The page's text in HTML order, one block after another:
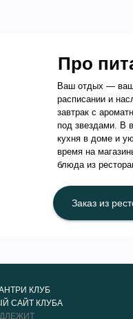
Про
Ваш отдых —
расписании и
завтрак с
под звездами. В
кухня в доме и
время на
блюда из
Заказ из
КЛУБ
САЙТ КЛУБА